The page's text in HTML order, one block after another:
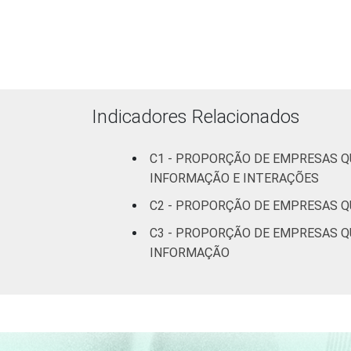
1
Base: 6.944 empresas que
CNAE 2.0 (C, F, G, H, I, J, L, M, N, R e
Fonte: NIC.br - set 2014 / fev 2015
Indicadores Relacionados
C1 - PROPORÇÃO DE EMPRESAS
INFORMAÇÃO E INTERAÇÕES
C2 - PROPORÇÃO DE EMPRESAS
C3 - PROPORÇÃO DE EMPRESAS
INFORMAÇÃO